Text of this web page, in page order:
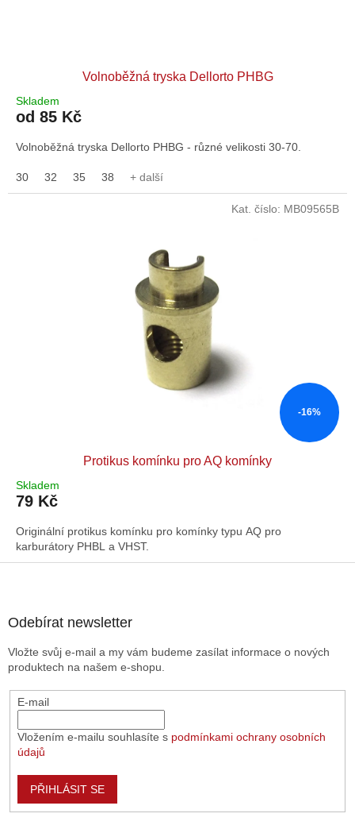
Volnoběžná tryska Dellorto PHBG
Skladem
od 85 Kč
Volnoběžná tryska Dellorto PHBG - různé velikosti 30-70.
30 32 35 38 + další
-16%
Protikus komínku pro AQ komínky
Skladem
79 Kč
Originální protikus komínku pro komínky typu AQ pro
karburátory PHBL a VHST.
Kat. číslo: MB09565B
Odebírat newsletter
Vložte svůj e-mail a my vám budeme zasílat informace o nových
produktech na našem e-shopu.
E-mail
Vložením e-mailu souhlasíte s podmínkami ochrany osobních
údajů
PŘIHLÁSIT SE